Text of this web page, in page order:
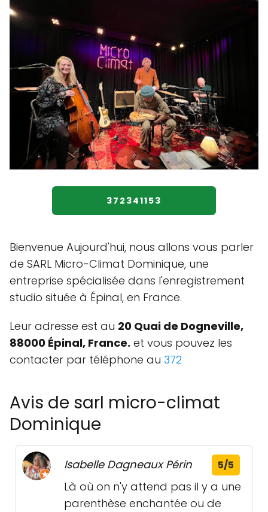
372341153
Bienvenue Aujourd'hui, nous allons vous parler
de SARL Micro-Climat Dominique, une
entreprise spécialisée dans l'enregistrement
studio située à Épinal, en France.
Leur adresse est au 20 Quai de Dogneville,
88000 Épinal, France. et vous pouvez les
contacter par téléphone au 372
Avis de sarl micro-climat
Dominique
Isabelle Dagneaux Périn 5/5
Là où on n'y attend pas il y a une
parenthèse enchantée ou de